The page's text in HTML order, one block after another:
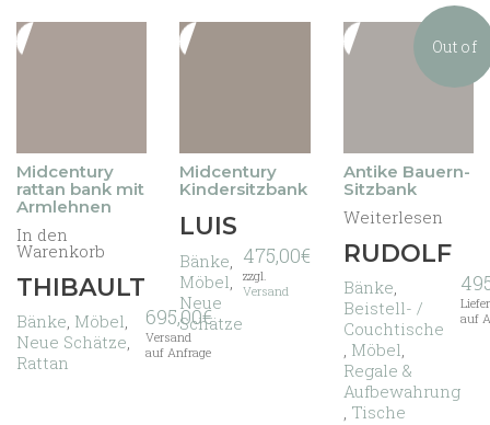
Midcentury
rattan bank mit
Armlehnen
In den
Warenkorb
THIBAULT
Bänke, Möbel,
Neue Schätze,
Rattan
695,00€
Versand
auf Anfrage
Midcentury
Kindersitzbank
LUIS
Bänke
Möbel
Neue
Schätze
475,00€
zzgl.
Versand
Out of
Antike Bauern-
Sitzbank
Weiterlesen
RUDOLF
Bänke,
Beistell- /
Couchtische
, Möbel,
Regale &
Aufbewahrung
, Tische
auf